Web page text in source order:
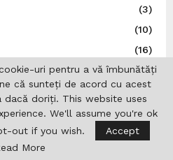
(3)
(10)
(16)
din România
(37)
uri pentru a vă îmbunătăți
că sunteți de acord cu acest
doriți. This website uses
We'll assume you're ok
out if you wish.
Accept
More